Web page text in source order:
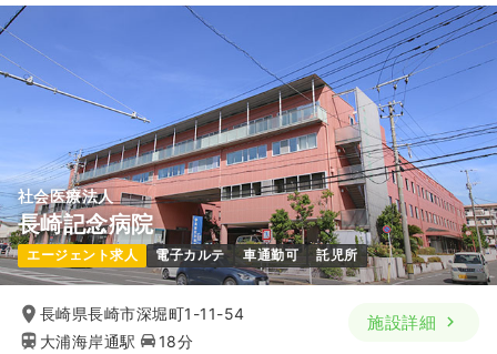
万円
月給27万円以上可
気になる 詳細を見る
外来正看護師 一般＋療養
日勤のみ（常勤） 一時募集休止
給与 25.5万円〜/月
※一例
時間 8:30～18:00
社会医療法人
長崎記念病院
エージェント求人 電子カルテ 車通勤可 託児所
長崎県長崎市深堀町1-11-54
大浦海岸通駅
18分
施設詳細